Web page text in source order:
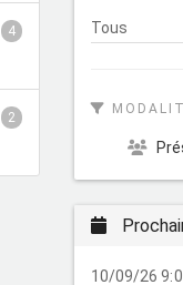
4
2
10/09/26